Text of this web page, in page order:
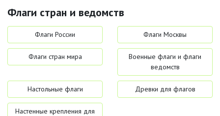
Флаги стран и ведомств
Флаги России Флаги Москвы
Флаги стран мира
Военные флаги и флаги
ведомств
Настольные флаги Древки для флагов
Настенные крепления для